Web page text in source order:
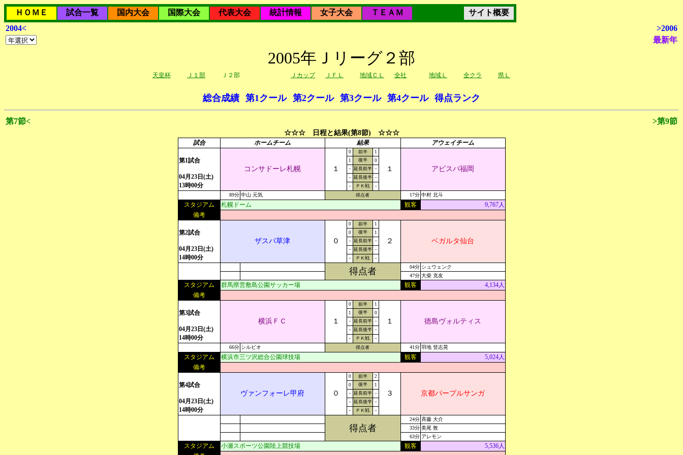
ＨＯＭＥ 試合一覧 国内大会 国際大会 代表大会 統計情報 女子大会 ＴＥＡＭ
サイト概要
2004<
>2006
最新年
2005年Ｊリーグ２部
天皇杯 Ｊ１部 Ｊ２部 Ｊカップ ＪＦＬ 地域ＣＬ 全社 地域Ｌ 全クラ 県Ｌ
総合成績 第1クール 第2クール 第3クール 第4クール 得点ランク
第7節< >第9節
☆☆☆ 日程と結果(第8節) ☆☆☆
試合 ホームチーム 結果 アウェイチーム
第1試合
04月23日(土)
13時00分
コンサドーレ札幌 １
0 前半 1
１ アビスパ福岡
1 後半
0
－ 延長前半 －
－ 延長後半 －
－
ＰＫ戦 －
89分 中山 元気 得点者 17分 中村 北斗
スタジアム 札幌ドーム 観客
9,767人
備考
第2試合
04月23日(土)
14時00分
ザスパ草津 ０
0 前半 1
２ ベガルタ仙台
0 後半
1
－ 延長前半 －
－ 延長後半 －
－
ＰＫ戦 －
得点者 04分 シュウェンク
47分 大柴 克友
スタジアム 群馬県営敷島公園サッカー場 観客
4,134人
備考
第3試合
04月23日(土)
14時00分
横浜ＦＣ １
0 前半 1
１ 徳島ヴォルティス
1 後半
0
－ 延長前半 －
－ 延長後半 －
－
ＰＫ戦 －
66分 シルビオ 得点者 41分 羽地 登志晃
スタジアム 横浜市三ツ沢総合公園球技場 観客
5,024人
備考
第4試合
04月23日(土)
14時00分
ヴァンフォーレ甲府 ０
0 前半 2
３ 京都パープルサンガ
0 後半
1
－ 延長前半 －
－ 延長後半 －
－
ＰＫ戦 －
得点者
24分 斉藤 大介
33分 美尾 敦
63分 アレモン
スタジアム 小瀬スポーツ公園陸上競技場 観客
5,536人